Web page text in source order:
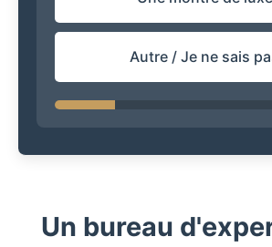
Autre / Je ne sais
Un bureau